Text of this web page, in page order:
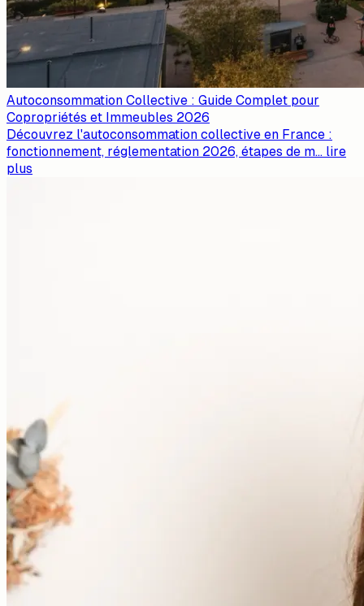
Autoconsommation Collective : Guide Complet pour
Copropriétés et Immeubles 2026
Découvrez l'autoconsommation collective en France :
fonctionnement, réglementation 2026, étapes de m... lire
plus